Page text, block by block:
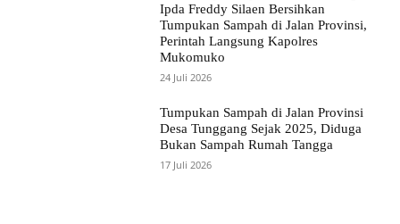
Ipda Freddy Silaen Bersihkan
Tumpukan Sampah di Jalan Provinsi,
Perintah Langsung Kapolres
Mukomuko
24 Juli 2026
Tumpukan Sampah di Jalan Provinsi
Desa Tunggang Sejak 2025, Diduga
Bukan Sampah Rumah Tangga
17 Juli 2026